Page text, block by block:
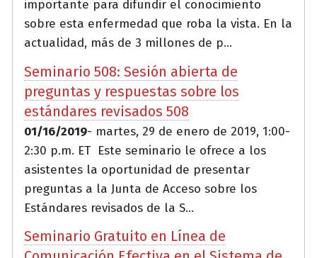
importante para difundir el conocimiento
sobre esta enfermedad que roba la vista. En la
actualidad, más de 3 millones de p...
Seminario 508: Sesión abierta de
preguntas y respuestas sobre los
estándares revisados 508
01/16/2019- martes, 29 de enero de 2019, 1:00-
2:30 p.m. ET Este seminario le ofrece a los
asistentes la oportunidad de presentar
preguntas a la Junta de Acceso sobre los
Estándares revisados de la S...
Seminario Gratuito en Línea de